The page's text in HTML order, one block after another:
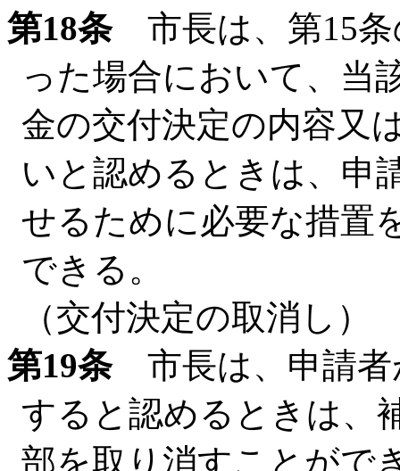
第18条市長は、第15条
った場合において、当
金の交付決定の内容又
いと認めるときは、申
せるために必要な措置
できる。
（交付決定の取消し）
第19条市長は、申請者
すると認めるときは、
部を取り消すことがで